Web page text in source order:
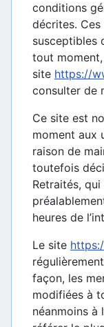
conditions
décrites.
susceptibles
tout
site https://
consulter de
Ce site est
moment aux
raison de
toutefois
Retraités,
heures de
Le site
façon, les
modifiées à
néanmoins à